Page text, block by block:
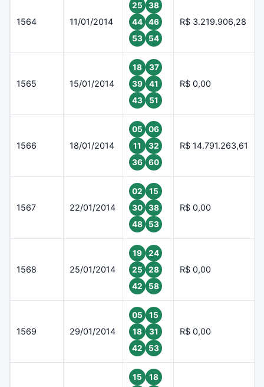
1564 11/01/2014
25
38
44
46
53
54
R$ 3.219.906,28
1565 15/01/2014
18
37
39
41
43
51
R$ 0,00
1566 18/01/2014
05
06
11
32
36
60
R$ 14.791.263,61
1567 22/01/2014
02
15
30
38
48
53
R$ 0,00
1568 25/01/2014
19
24
25
28
42
58
R$ 0,00
1569 29/01/2014
05
15
18
31
42
53
R$ 0,00
15
18